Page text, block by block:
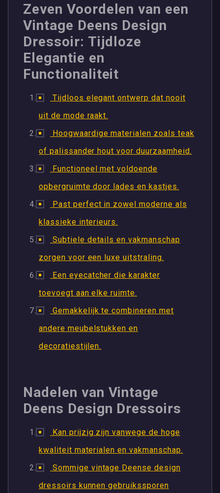
Zeven Voordelen van een
Vintage Deens Design
Dressoir: Tijdloze
Elegantie en
Functionaliteit
Tijdloos elegant ontwerp dat nooit
uit de mode raakt.
Hoogwaardige materialen zoals teak
of palissander hout voor duurzaamheid.
Functioneel met voldoende
opbergruimte door lades en kastjes.
Past perfect in zowel moderne als
klassieke interieurs.
Subtiele details en vakmanschap
zorgen voor een luxe uitstraling.
Een eyecatcher die karakter
toevoegt aan elke ruimte.
Gemakkelijk te combineren met
andere meubelstukken en
decoratiestijlen.
Nadelen van Vintage
Deens Design Dressoirs
Kan prijzig zijn vanwege de hoge
kwaliteit materialen en vakmanschap.
Sommige vintage Deense design
dressoirs kunnen gebruikssporen